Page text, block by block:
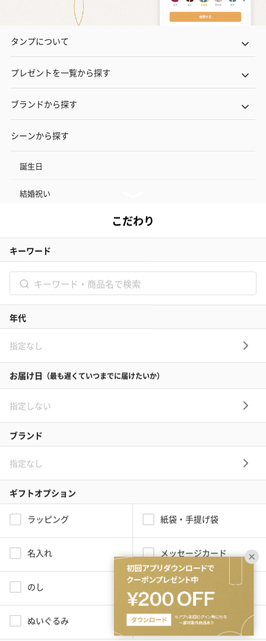
タンプについて
プレゼントを一覧から探す
ブランドから探す
シーンから探す
誕生日
結婚祝い
お中元
お礼
出産内祝い
その他のシーン
ご利用ガイド
ネットでギフトを贈るなら | TANP（タンプ）
Copyright© TANP Inc.